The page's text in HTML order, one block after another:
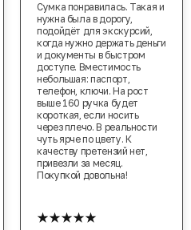
Сумка понравилась. Такая и
нужна была в дорогу,
подойдёт для экскурсий,
когда нужно держать деньги
и документы в быстром
доступе. Вместимость
небольшая: паспорт,
телефон, ключи. На рост
выше 160 ручка будет
короткая, если носить
через плечо. В реальности
чуть ярче по цвету. К
качеству претензий нет,
привезли за месяц.
Покупкой довольна!
★★★★★